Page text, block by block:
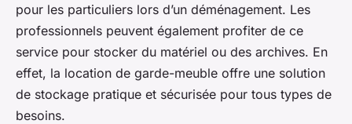
pour les particuliers lors d’un déménagement. Les
professionnels peuvent également profiter de ce
service pour stocker du matériel ou des archives. En
effet, la location de garde-meuble offre une solution
de stockage pratique et sécurisée pour tous types de
besoins.